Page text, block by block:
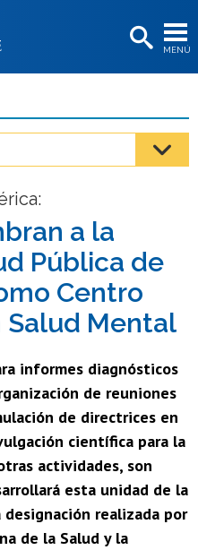
MENÚ
os
os
os
a la
Pública de
Centro
Salud Mental
informes diagnósticos
de reuniones
de directrices en
científica para la
actividades, son
esta unidad de la
realizada por
de la Salud y la